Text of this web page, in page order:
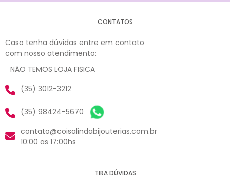
CONTATOS
Caso tenha dúvidas entre em contato
com nosso atendimento:
NÃO TEMOS LOJA FISICA
(35) 3012-3212
(35) 98424-5670
contato@coisalindabijouterias.com.br
10:00 as 17:00hs
TIRA DÚVIDAS